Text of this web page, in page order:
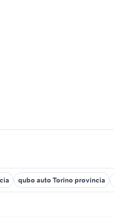
qubo auto Torino provincia